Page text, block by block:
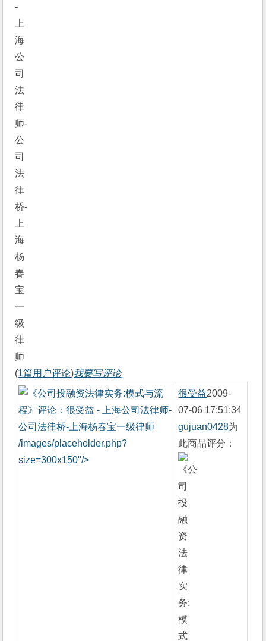
(1篇用户评论)我要写评论
/images/placeholder.php?
size=300x150"/>
很受益2009-
07-06 17:51:34
gujuan0428为
此商品评分：